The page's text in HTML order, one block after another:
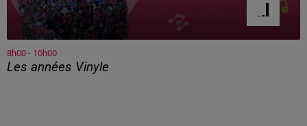
8h00 - 10h00
Les années Vinyle